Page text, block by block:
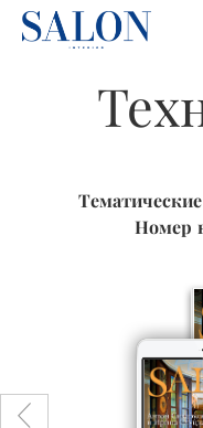
Номер